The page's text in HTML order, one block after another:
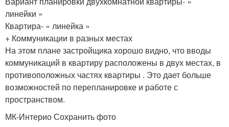
линейки »
Квартира- « линейка »
+ Коммуникации в разных местах
На этом плане застройщика хорошо видно, что вводы
коммуникаций в квартиру расположены в двух местах, в
противоположных частях квартиры . Это дает больше
возможностей по перепланировке и работе с
пространством.
МК-Интерио Сохранить фото